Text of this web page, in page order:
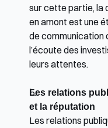
sur cette partie, la
en amont est une
de communication
l’écoute des
leurs attentes.
Les relations
et la réputation
Les relations